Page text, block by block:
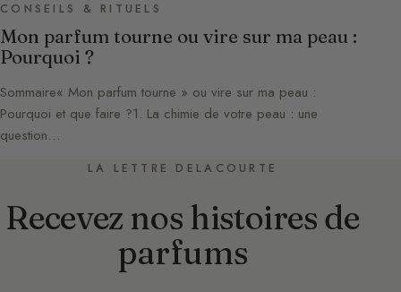
CONSEILS & RITUELS
Mon parfum tourne ou vire sur ma peau :
Pourquoi ?
Sommaire« Mon parfum tourne » ou vire sur ma peau :
Pourquoi et que faire ?1. La chimie de votre peau : une
question…
LA LETTRE DELACOURTE
Recevez nos histoires de
parfums